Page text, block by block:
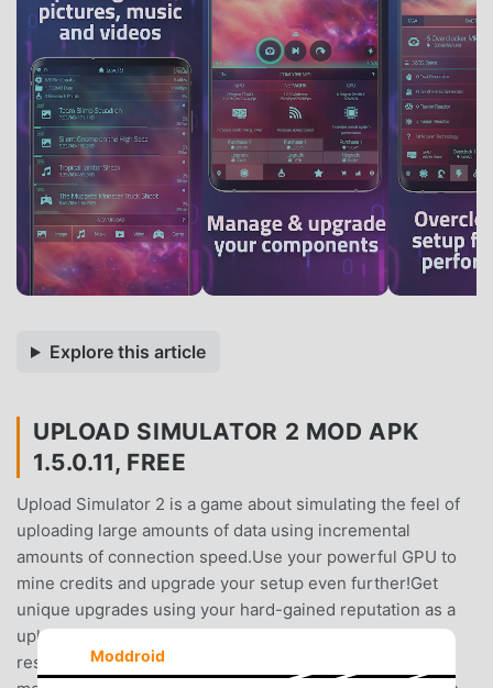
Explore this article
UPLOAD SIMULATOR 2 MOD APK
1.5.0.11, FREE
Upload Simulator 2 is a game about simulating the feel of
uploading large amounts of data using incremental
amounts of connection speed.Use your powerful GPU to
mine credits and upgrade your setup even further!Get
unique upgrades using your hard-gained reputation as a
uploader!Use your uploaded data into the laboratory to
research amazing new tech and boost your setup even
Moddroid